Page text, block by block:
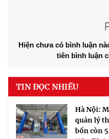
Hiện chưa có bình luận
tiên bình luận
TIN ĐỌC NHIỀU
Hà Nội:
quản lý
bồn còn